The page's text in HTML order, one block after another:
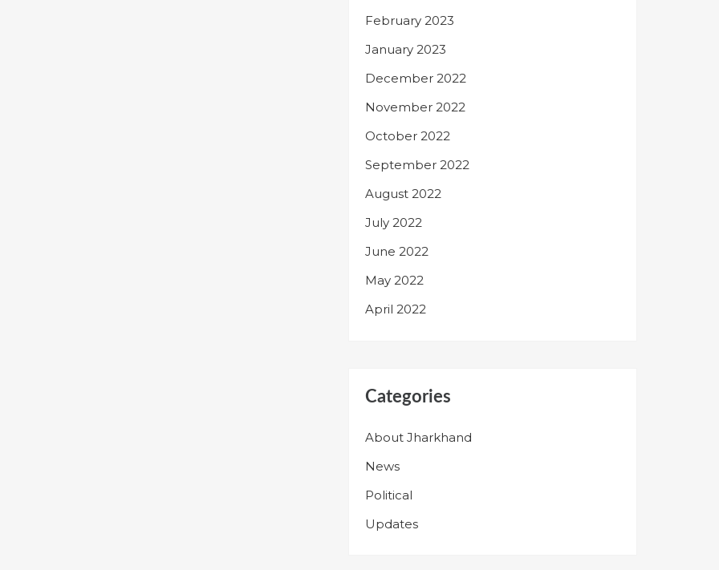
February 2023
January 2023
December 2022
November 2022
October 2022
September 2022
August 2022
July 2022
June 2022
May 2022
April 2022
Categories
About Jharkhand
News
Political
Updates